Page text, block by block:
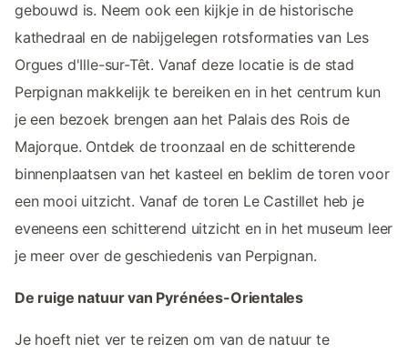
gebouwd is. Neem ook een kijkje in de historische
kathedraal en de nabijgelegen rotsformaties van Les
Orgues d'Ille-sur-Têt. Vanaf deze locatie is de stad
Perpignan makkelijk te bereiken en in het centrum kun
je een bezoek brengen aan het Palais des Rois de
Majorque. Ontdek de troonzaal en de schitterende
binnenplaatsen van het kasteel en beklim de toren voor
een mooi uitzicht. Vanaf de toren Le Castillet heb je
eveneens een schitterend uitzicht en in het museum leer
je meer over de geschiedenis van Perpignan.
De ruige natuur van Pyrénées-Orientales
Je hoeft niet ver te reizen om van de natuur te